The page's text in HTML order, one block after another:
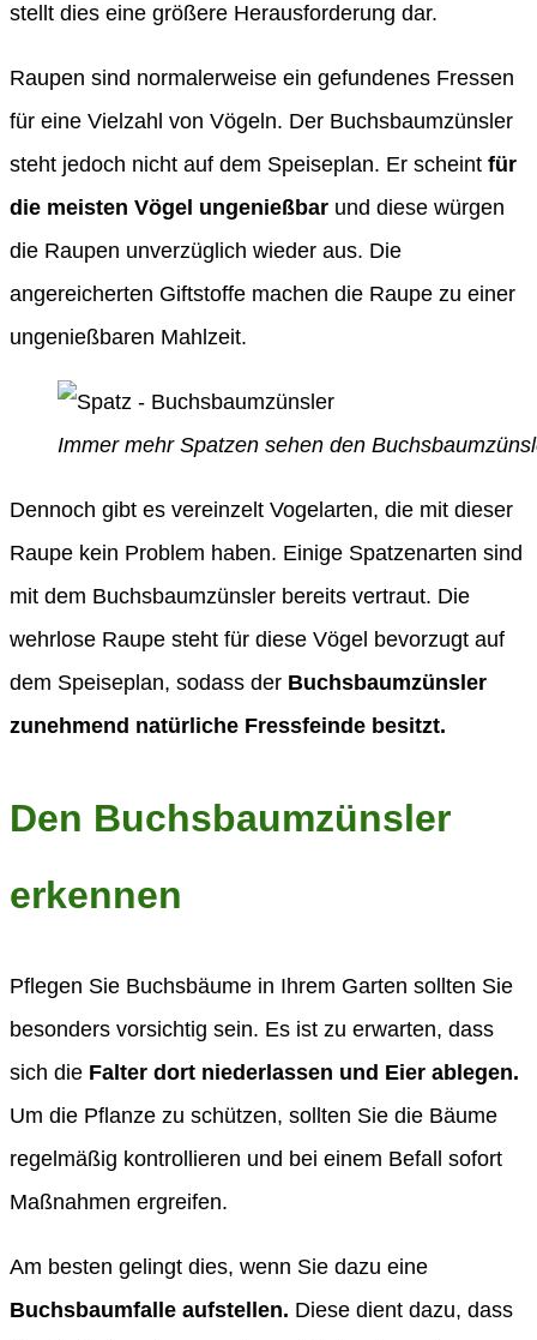
stellt dies eine größere Herausforderung dar.
Raupen sind normalerweise ein gefundenes Fressen
für eine Vielzahl von Vögeln. Der Buchsbaumzünsler
steht jedoch nicht auf dem Speiseplan. Er scheint für
die meisten Vögel ungenießbar und diese würgen
die Raupen unverzüglich wieder aus. Die
angereicherten Giftstoffe machen die Raupe zu einer
ungenießbaren Mahlzeit.
Immer mehr Spatzen sehen den
Dennoch gibt es vereinzelt Vogelarten, die mit dieser
Raupe kein Problem haben. Einige Spatzenarten sind
mit dem Buchsbaumzünsler bereits vertraut. Die
wehrlose Raupe steht für diese Vögel bevorzugt auf
dem Speiseplan, sodass der Buchsbaumzünsler
zunehmend natürliche Fressfeinde besitzt.
Den Buchsbaumzünsler
erkennen
Pflegen Sie Buchsbäume in Ihrem Garten sollten Sie
besonders vorsichtig sein. Es ist zu erwarten, dass
sich die Falter dort niederlassen und Eier ablegen.
Um die Pflanze zu schützen, sollten Sie die Bäume
regelmäßig kontrollieren und bei einem Befall sofort
Maßnahmen ergreifen.
Am besten gelingt dies, wenn Sie dazu eine
Buchsbaumfalle aufstellen. Diese dient dazu, dass